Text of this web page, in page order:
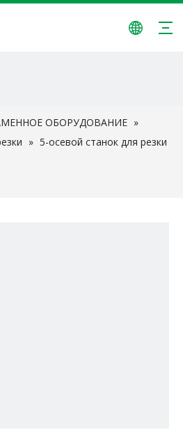
ОБОРУДОВАНИЕ »
» 5-осевой станок для резки